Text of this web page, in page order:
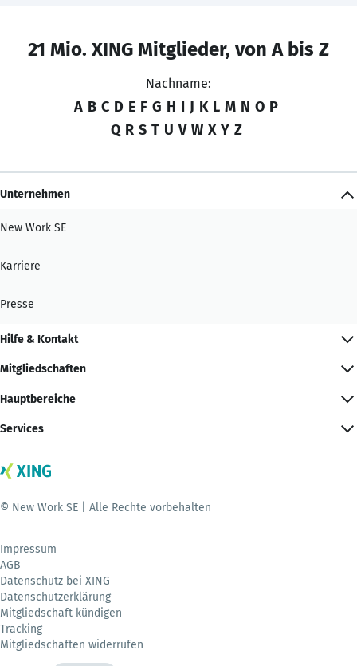
21 Mio. XING Mitglieder, von A bis Z
Nachname:
A B C D E F G H I J K L M N O P
Q R S T U V W X Y Z
Unternehmen
New Work SE
Karriere
Presse
Hilfe & Kontakt
Mitgliedschaften
Hauptbereiche
Services
© New Work SE | Alle Rechte vorbehalten
Impressum
AGB
Datenschutz bei XING
Datenschutzerklärung
Mitgliedschaft kündigen
Tracking
Mitgliedschaften widerrufen